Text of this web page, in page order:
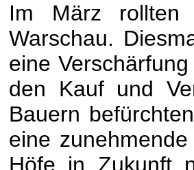
Im März rollten
Warschau.
eine
den Kauf und
Bauern
eine
Höfe in Zukunft